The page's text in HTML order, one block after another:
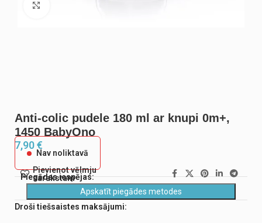
Anti-colic pudele 180 ml ar knupi 0m+,
1450 BabyOno
7,90€
Nav noliktavā
Pievienot vēlmju
sarakstam
Piegādes iespējas:
Apskatīt piegādes metodes
Droši tiešsaistes maksājumi: